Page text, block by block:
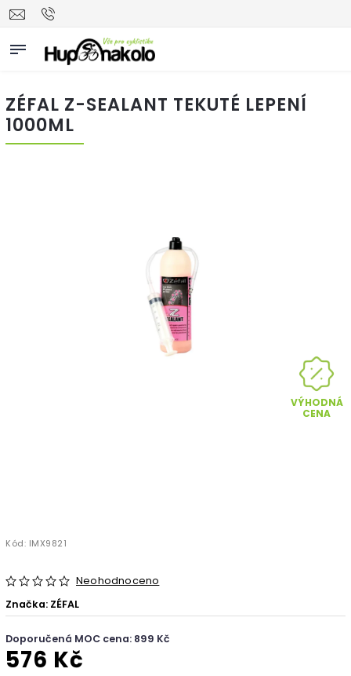
ZÉFAL Z-SEALANT TEKUTÉ LEPENÍ
1000ML
VÝHODNÁ
CENA
Kód: IMX9821
Neohodnoceno
Značka: ZÉFAL
Doporučená MOC cena: 899 Kč
576 Kč